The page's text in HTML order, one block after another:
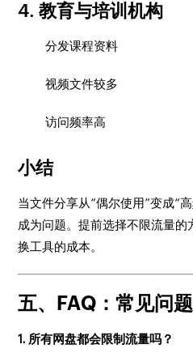
4. 教育与培训机构
分发课程资料
视频文件较多
访问频率高
小结
当文件分享从“偶尔使用”变成“
成为问题。提前选择不限流量的
换工具的成本。
五、FAQ：常见问
1. 所有网盘都会限制流量吗？